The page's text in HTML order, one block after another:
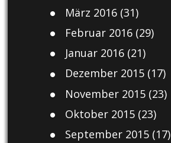
März 2016(31)
Februar 2016(29)
Januar 2016(21)
Dezember 2015(17)
November 2015(23)
Oktober 2015(23)
September 2015(17)